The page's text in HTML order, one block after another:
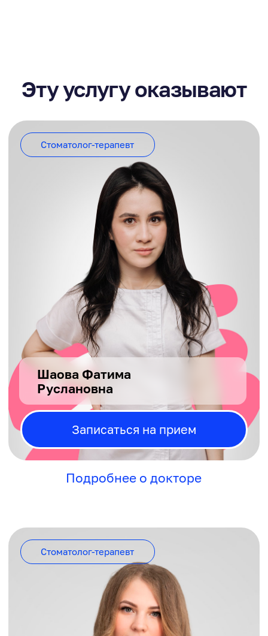
Контролирующие органы
8 (8652) 753-753
Пн - Сб: 9.00 - 20.00
Написать нам в MAX
artcuratio@yandex.ru
Политика конфиденциальности